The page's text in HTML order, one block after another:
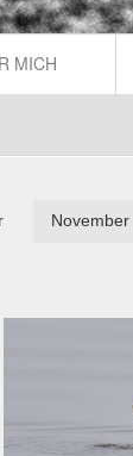
MICH
November